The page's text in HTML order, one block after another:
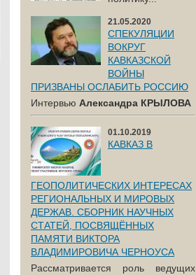
21.05.2020
СПЕКУЛЯЦИИ
ВОКРУГ
КАВКАЗСКОЙ
ВОЙНЫ
ПРИЗВАНЫ ОСЛАБИТЬ РОССИЮ
Интервью Александра КРЫЛОВА
01.10.2019
КАВКАЗ В
ГЕОПОЛИТИЧЕСКИХ ИНТЕРЕСАХ
РЕГИОНАЛЬНЫХ И МИРОВЫХ
ДЕРЖАВ. СБОРНИК НАУЧНЫХ
СТАТЕЙ, ПОСВЯЩЁННЫХ
ПАМЯТИ ВИКТОРА
ВЛАДИМИРОВИЧА ЧЕРНОУСА
Рассматривается роль ведущих